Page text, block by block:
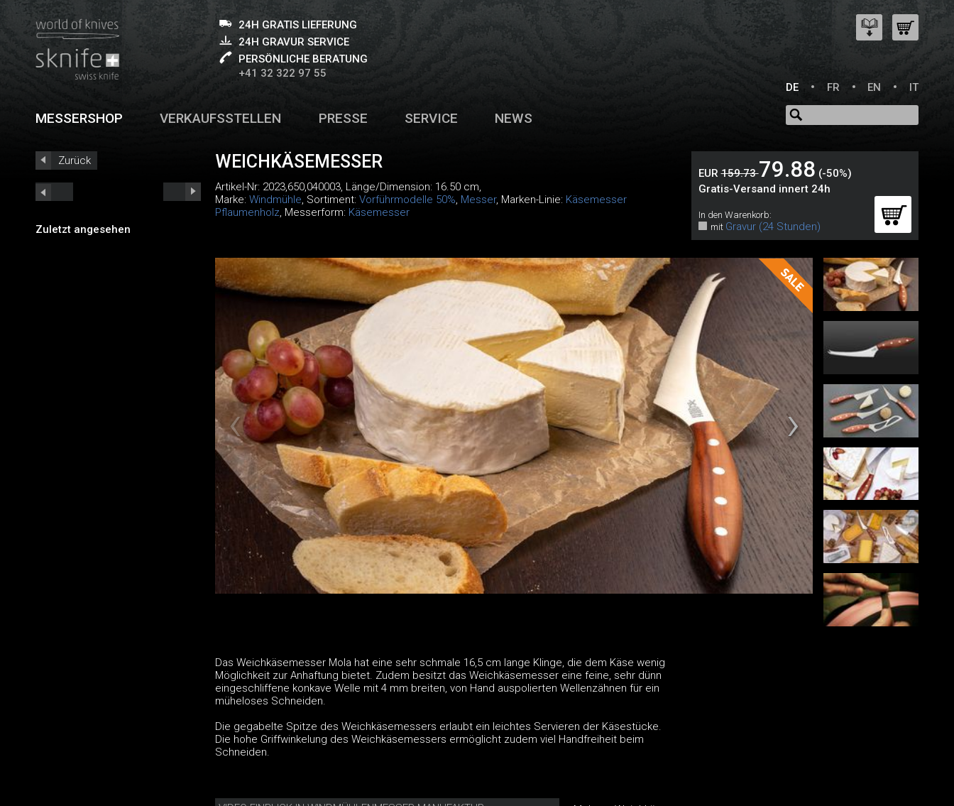
24H GRATIS LIEFERUNG
24H GRAVUR SERVICE
PERSÖNLICHE BERATUNG
+41 32 322 97 55
DE
FR EN IT
MESSERSHOP VERKAUFSSTELLEN PRESSE SERVICE NEWS
Zurück
Zuletzt angesehen
WEICHKÄSEMESSER
Artikel-Nr: 2023,650,040003, Länge/Dimension: 16.50 cm,
Marke: Windmühle, Sortiment: Vorführmodelle 50%, Messer, Marken-Linie: Käsemesser
Pflaumenholz, Messerform: Käsemesser
EUR159.7379.88 (-50%)
Gratis-Versand innert 24h
In den Warenkorb:
mit Gravur (24 Stunden)
Das Weichkäsemesser Mola hat eine sehr schmale 16,5 cm lange Klinge, die dem Käse wenig
Möglichkeit zur Anhaftung bietet. Zudem besitzt das Weichkäsemesser eine feine, sehr dünn
eingeschliffene konkave Welle mit 4 mm breiten, von Hand auspolierten Wellenzähnen für ein
müheloses Schneiden.
Die gegabelte Spitze des Weichkäsemessers erlaubt ein leichtes Servieren der Käsestücke.
Die hohe Griffwinkelung des Weichkäsemessers ermöglicht zudem viel Handfreiheit beim
Schneiden.